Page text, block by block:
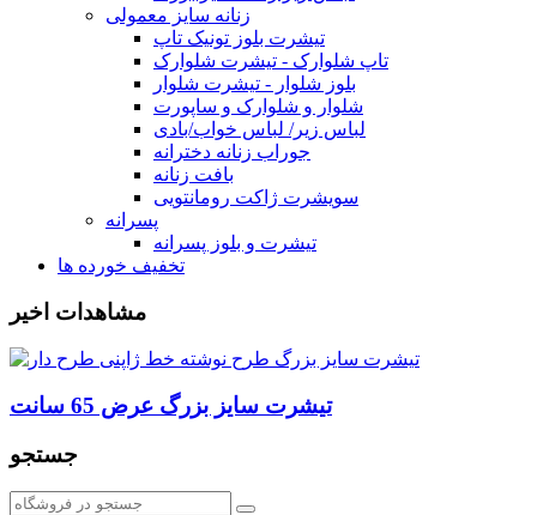
زنانه سایز معمولی
تیشرت بلوز تونیک تاپ
تاپ شلوارک - تیشرت شلوارک
بلوز شلوار - تیشرت شلوار
شلوار و شلوارک و ساپورت
لباس زیر/ لباس خواب/بادی
جوراب زنانه دخترانه
بافت زنانه
سویشرت ژاکت رومانتویی
پسرانه
تیشرت و بلوز پسرانه
تخفیف خورده ها
مشاهدات اخیر
تیشرت سایز بزرگ عرض 65 سانت
جستجو